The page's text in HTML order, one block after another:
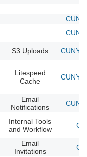
S3 Uploads CUNY
Litespeed
Cache
CUNY
Email
Notifications
Internal Tools
and Workflow
Email
Invitations